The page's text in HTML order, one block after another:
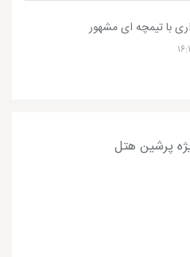
با تیمچه ای مشهور
پرشین هتل